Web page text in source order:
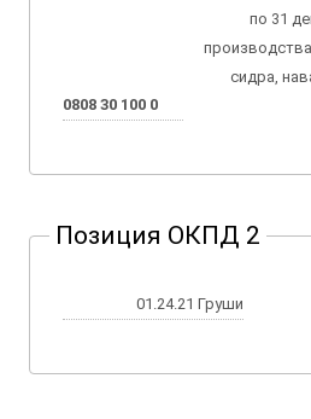
0808 30 100 0
по 31
сидра,
Позиция ОКПД 2
01.24.21 Груши